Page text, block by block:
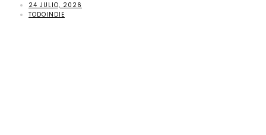
24 JULIO, 2026
TODOINDIE